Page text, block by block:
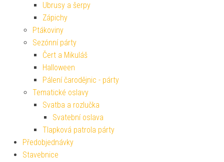
Ubrusy a šerpy
Zápichy
Ptákoviny
Sezónní párty
Čert a Mikuláš
Halloween
Pálení čarodějnic - párty
Tematické oslavy
Svatba a rozlučka
Svatební oslava
Tlapková patrola párty
Předobjednávky
Stavebnice